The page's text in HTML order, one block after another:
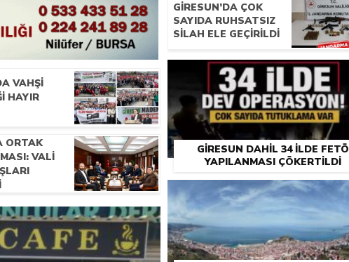
VAHŞI
HAYIR
ORTAK
VALI
GIRESUN’DA ÇOK
SAYIDA RUHSATSIZ
SILAH ELE GEÇIRILDI
GIRESUN DAHIL 34 ILDE FETÖ
YAPILANMASI ÇÖKERTILDI